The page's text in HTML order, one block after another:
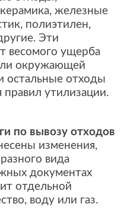
железные
полиэтилен,
Эти
весомого ущерба
окружающей
остальные отходы
утилизации.
по вывозу отходов
изменения,
вида
документах
отдельной
воду или газ.